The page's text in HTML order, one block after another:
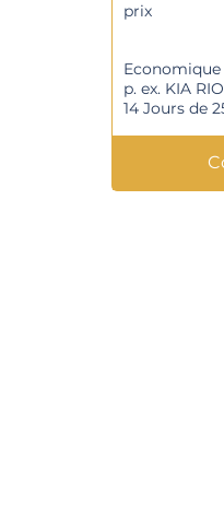
prix
Economique
p. ex. KIA RIO
14 Jours de